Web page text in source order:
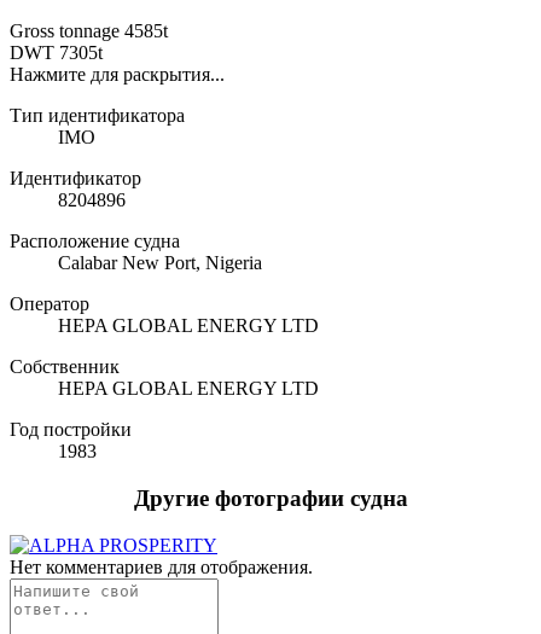
Gross tonnage 4585t
DWT 7305t
Нажмите для раскрытия...
Тип идентификатора
IMO
Идентификатор
8204896
Расположение судна
Calabar New Port, Nigeria
Оператор
HEPA GLOBAL ENERGY LTD
Собственник
HEPA GLOBAL ENERGY LTD
Год постройки
1983
Другие фотографии судна
Нет комментариев для отображения.